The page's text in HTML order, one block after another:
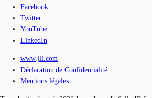
Facebook
Twitter
YouTube
LinkedIn
www.jll.com
Déclaration de Confidentialité
Mentions légales